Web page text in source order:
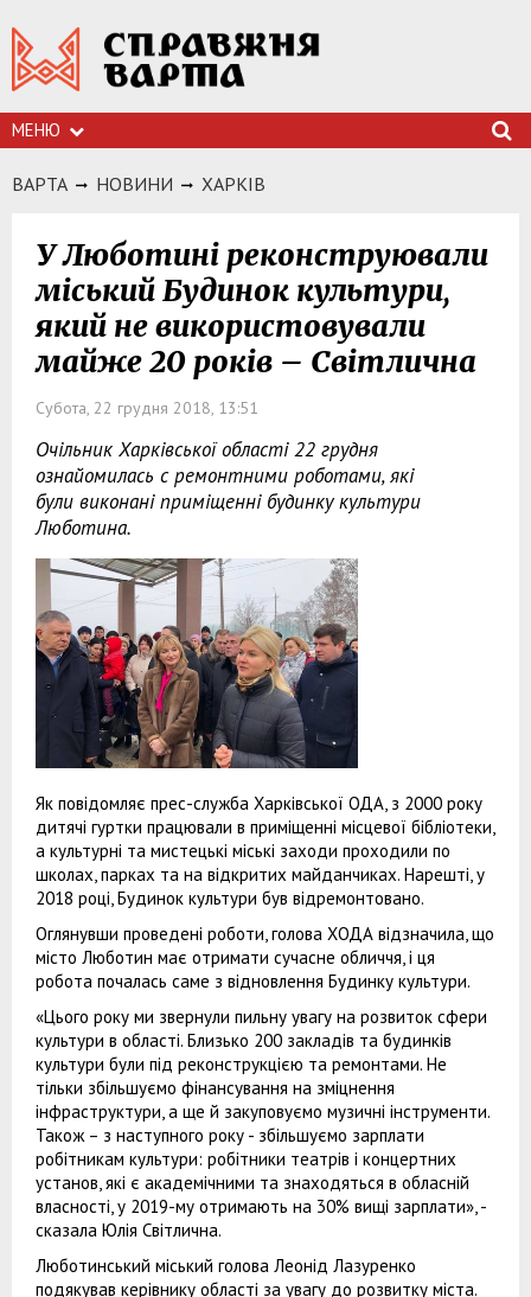
МЕНЮ
ВАРТА НОВИНИ ХАРКIВ
У Люботині реконструювали
міський Будинок культури,
який не використовували
майже 20 років – Світлична
Субота, 22 грудня 2018, 13:51
Очільник Харківської області 22 грудня
ознайомилась с ремонтними роботами, які
були виконані приміщенні будинку культури
Люботина.
Як повідомляє прес-служба Харківської ОДА, з 2000 року
дитячі гуртки працювали в приміщенні місцевої бібліотеки,
а культурні та мистецькі міські заходи проходили по
школах, парках та на відкритих майданчиках. Нарешті, у
2018 році, Будинок культури був відремонтовано.
Оглянувши проведені роботи, голова ХОДА відзначила, що
місто Люботин має отримати сучасне обличчя, і ця
робота почалась саме з відновлення Будинку культури.
«Цього року ми звернули пильну увагу на розвиток сфери
культури в області. Близько 200 закладів та будинків
культури були під реконструкцією та ремонтами. Не
тільки збільшуємо фінансування на зміцнення
інфраструктури, а ще й закуповуємо музичні інструменти.
Також – з наступного року - збільшуємо зарплати
робітникам культури: робітники театрів і концертних
установ, які є академічними та знаходяться в обласній
власності, у 2019-му отримають на 30% вищі зарплати», -
сказала Юлія Світлична.
Люботинський міський голова Леонід Лазуренко
подякував керівнику області за увагу до розвитку міста.